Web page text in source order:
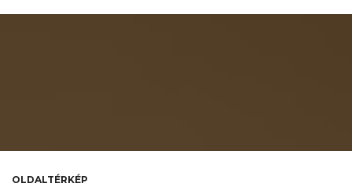
OLDALTÉRKÉP